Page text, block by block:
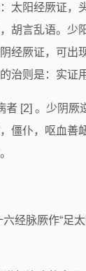
太阳经厥证
胡言乱语。
经厥证，可
治则是：实证
[2] 。少阴
僵仆，呕血善
经脉厥作“足